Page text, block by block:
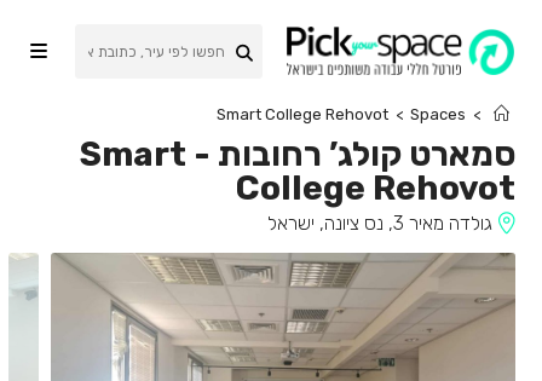
content
>
Spaces
>
Smart College Rehovot
סמארט קולג’ רחובות -
Smart
College Rehovot
גולדה מאיר 3, נס ציונה, ישראל